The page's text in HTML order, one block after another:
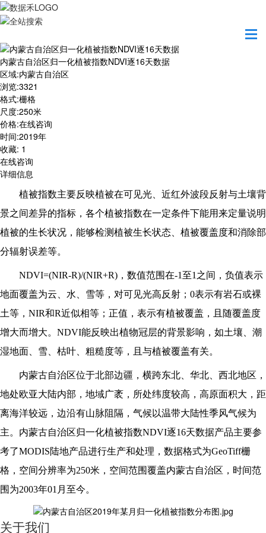
内蒙古自治区归一化植被指数NDVI逐16天数据
内蒙古自治区归一化植被指数NDVI逐16天数据
区域:内蒙古自治区
浏览:3321
格式:栅格
尺度:250米
价格:在线咨询
时间:2019年
收藏: 1
在线咨询
详细信息
植被指数主要反映植被在可见光、近红外波段反射与土壤背
景之间差异的指标，各个植被指数在一定条件下能用来定量说明
植被的生长状况，能够检测植被生长状态、植被覆盖度和消除部
分辐射误差等。
NDVI=(NIR-R)/(NIR+R) ，数值范围在-1至1之间，负值表示
地面覆盖为云、水、雪等，对可见光高反射；0表示有岩石或裸
土等，NIR和R近似相等；正值，表示有植被覆盖，且随覆盖度
增大而增大。NDVI能反映出植物冠层的背景影响，如土壤、潮
湿地面、雪、枯叶、粗糙度等，且与植被覆盖有关。
内蒙古自治区位于北部边疆，横跨东北、华北、西北地区，
地处欧亚大陆内部，地域广袤，所处纬度较高，高原面积大，距
离海洋较远，边沿有山脉阻隔，气候以温带大陆性季风气候为
主。内蒙古自治区归一化植被指数NDVI逐16天数据产品主要参
考了MODIS陆地产品进行生产和处理，数据格式为GeoTiff栅
格，空间分辨率为250米，空间范围覆盖内蒙古自治区，时间范
围为2003年01月至今。
关于我们